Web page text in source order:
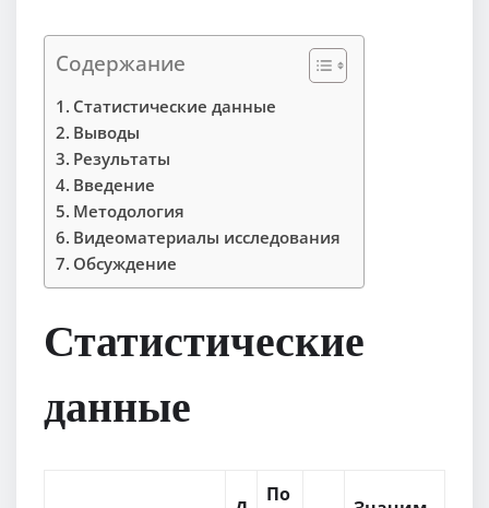
Содержание
Статистические данные
Выводы
Результаты
Введение
Методология
Видеоматериалы исследования
Обсуждение
Статистические
данные
По